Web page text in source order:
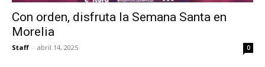
Con orden, disfruta la Semana Santa en
Morelia
Staff - abril 14, 2025 0